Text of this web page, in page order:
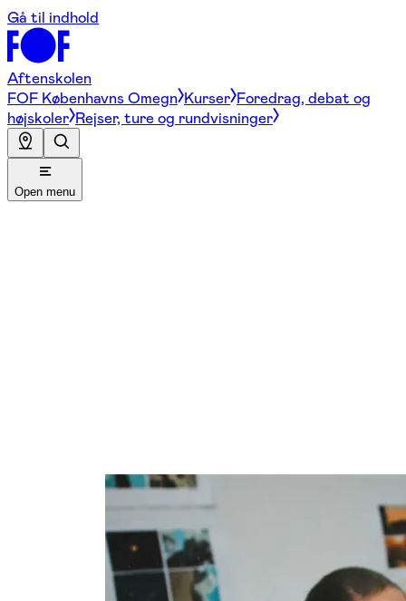
Gå til indhold
Aftenskolen
FOF Københavns Omegn Kurser Foredrag, debat og
højskoler Rejser, ture og rundvisninger
Open menu